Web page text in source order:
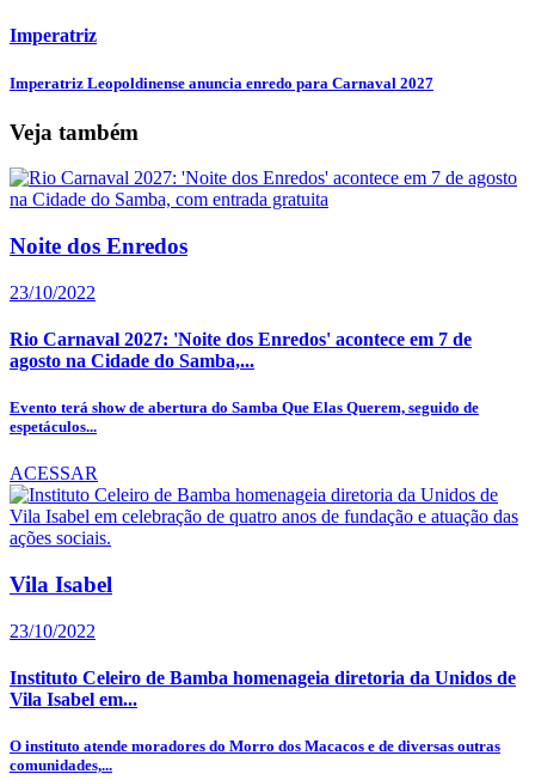
Imperatriz
Imperatriz Leopoldinense anuncia enredo para Carnaval 2027
Veja também
Noite dos Enredos
23/10/2022
Rio Carnaval 2027: 'Noite dos Enredos' acontece em 7 de
agosto na Cidade do Samba,...
Evento terá show de abertura do Samba Que Elas Querem, seguido de
espetáculos...
ACESSAR
Vila Isabel
23/10/2022
Instituto Celeiro de Bamba homenageia diretoria da Unidos de
Vila Isabel em...
O instituto atende moradores do Morro dos Macacos e de diversas outras
comunidades,...